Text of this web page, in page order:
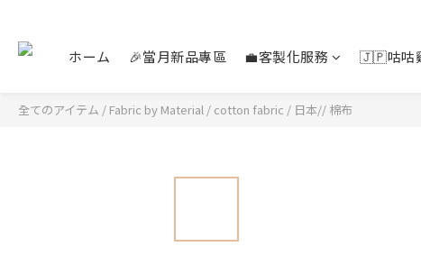
ホーム 🎉當月新品專區 💼客製化服務 🇯🇵咕咕
全てのアイテム / Fabric by Material / cotton fabric / 日本// 棉布